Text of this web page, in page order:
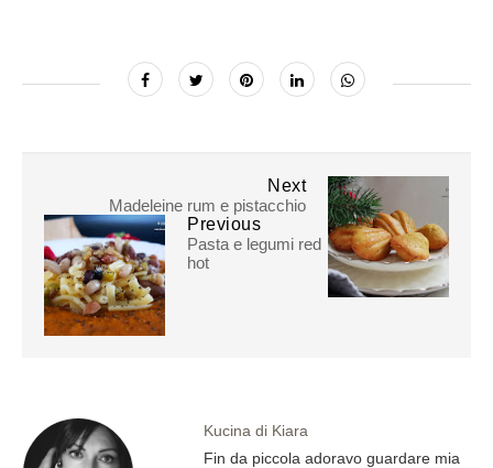
Next
Madeleine rum e pistacchio
Previous
Pasta e legumi red
hot
Kucina di Kiara
Fin da piccola adoravo guardare mia